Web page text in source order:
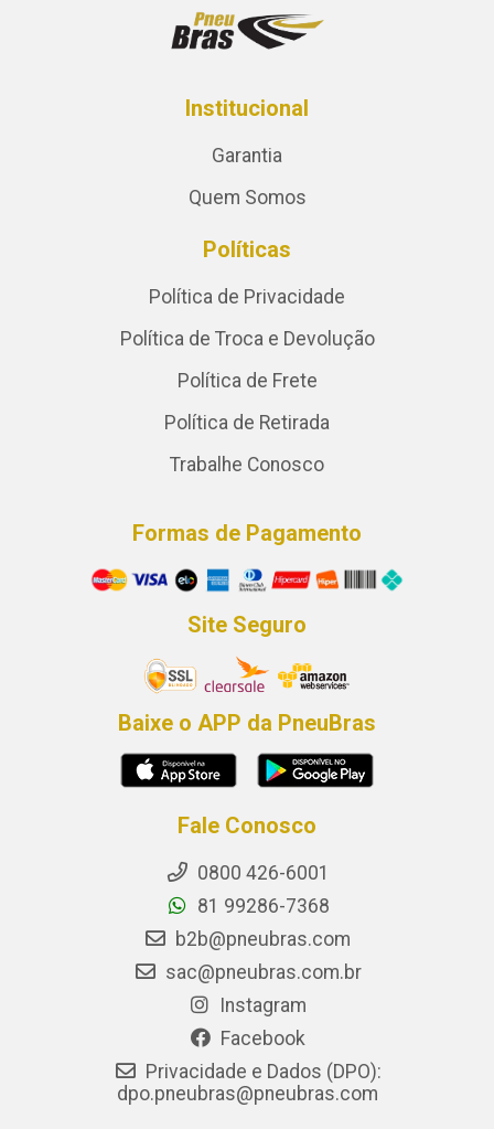
Institucional
Garantia
Quem Somos
Políticas
Política de Privacidade
Política de Troca e Devolução
Política de Frete
Política de Retirada
Trabalhe Conosco
Formas de Pagamento
Site Seguro
Baixe o APP da PneuBras
Fale Conosco
0800 426-6001
81 99286-7368
b2b@pneubras.com
sac@pneubras.com.br
Instagram
Facebook
Privacidade e Dados (DPO):
dpo.pneubras@pneubras.com